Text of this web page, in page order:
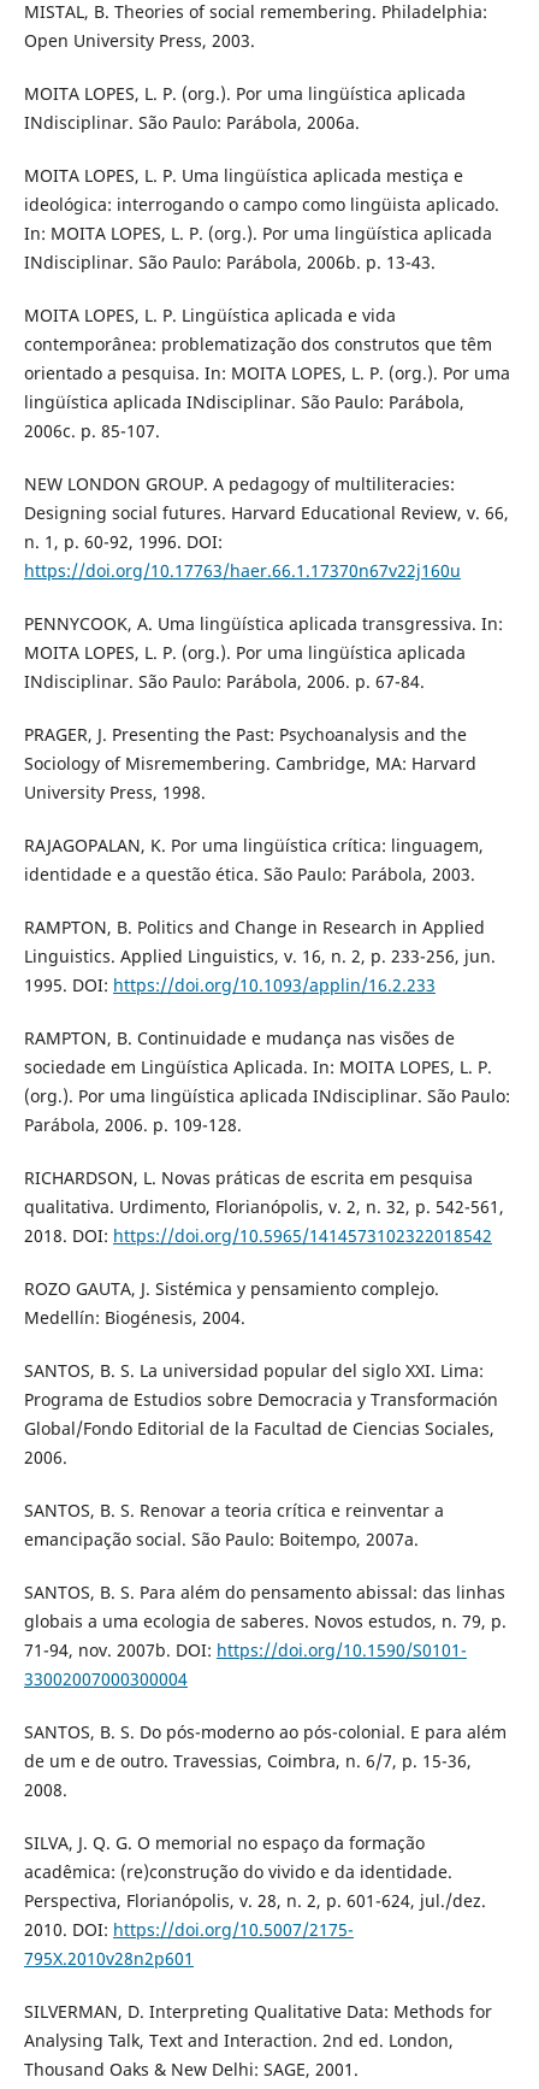
MISTAL, B. Theories of social remembering. Philadelphia:
Open University Press, 2003.
MOITA LOPES, L. P. (org.). Por uma lingüística aplicada
INdisciplinar. São Paulo: Parábola, 2006a.
MOITA LOPES, L. P. Uma lingüística aplicada mestiça e
ideológica: interrogando o campo como lingüista aplicado.
In: MOITA LOPES, L. P. (org.). Por uma lingüística aplicada
INdisciplinar. São Paulo: Parábola, 2006b. p. 13-43.
MOITA LOPES, L. P. Lingüística aplicada e vida
contemporânea: problematização dos construtos que têm
orientado a pesquisa. In: MOITA LOPES, L. P. (org.). Por uma
lingüística aplicada INdisciplinar. São Paulo: Parábola,
2006c. p. 85-107.
NEW LONDON GROUP. A pedagogy of multiliteracies:
Designing social futures. Harvard Educational Review, v. 66,
n. 1, p. 60-92, 1996. DOI:
https://doi.org/10.17763/haer.66.1.17370n67v22j160u
PENNYCOOK, A. Uma lingüística aplicada transgressiva. In:
MOITA LOPES, L. P. (org.). Por uma lingüística aplicada
INdisciplinar. São Paulo: Parábola, 2006. p. 67-84.
PRAGER, J. Presenting the Past: Psychoanalysis and the
Sociology of Misremembering. Cambridge, MA: Harvard
University Press, 1998.
RAJAGOPALAN, K. Por uma lingüística crítica: linguagem,
identidade e a questão ética. São Paulo: Parábola, 2003.
RAMPTON, B. Politics and Change in Research in Applied
Linguistics. Applied Linguistics, v. 16, n. 2, p. 233-256, jun.
1995. DOI: https://doi.org/10.1093/applin/16.2.233
RAMPTON, B. Continuidade e mudança nas visões de
sociedade em Lingüística Aplicada. In: MOITA LOPES, L. P.
(org.). Por uma lingüística aplicada INdisciplinar. São Paulo:
Parábola, 2006. p. 109-128.
RICHARDSON, L. Novas práticas de escrita em pesquisa
qualitativa. Urdimento, Florianópolis, v. 2, n. 32, p. 542-561,
2018. DOI: https://doi.org/10.5965/1414573102322018542
ROZO GAUTA, J. Sistémica y pensamiento complejo.
Medellín: Biogénesis, 2004.
SANTOS, B. S. La universidad popular del siglo XXI. Lima:
Programa de Estudios sobre Democracia y Transformación
Global/Fondo Editorial de la Facultad de Ciencias Sociales,
2006.
SANTOS, B. S. Renovar a teoria crítica e reinventar a
emancipação social. São Paulo: Boitempo, 2007a.
SANTOS, B. S. Para além do pensamento abissal: das linhas
globais a uma ecologia de saberes. Novos estudos, n. 79, p.
71-94, nov. 2007b. DOI: https://doi.org/10.1590/S0101-
33002007000300004
SANTOS, B. S. Do pós-moderno ao pós-colonial. E para além
de um e de outro. Travessias, Coimbra, n. 6/7, p. 15-36,
2008.
SILVA, J. Q. G. O memorial no espaço da formação
acadêmica: (re)construção do vivido e da identidade.
Perspectiva, Florianópolis, v. 28, n. 2, p. 601-624, jul./dez.
2010. DOI: https://doi.org/10.5007/2175-
795X.2010v28n2p601
SILVERMAN, D. Interpreting Qualitative Data: Methods for
Analysing Talk, Text and Interaction. 2nd ed. London,
Thousand Oaks & New Delhi: SAGE, 2001.